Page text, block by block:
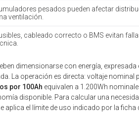
pesados pueden afectar
ventilación.
cableado correcto o BMS evitan
dimensionarse con energía,
La operación es directa: voltaje nominal
por 100Ah equivalen a 1.200Wh
disponible. Para calcular una
aplica el límite de uso indicado por la ficha